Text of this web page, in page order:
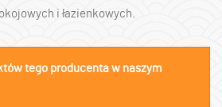
i łazienkowych.
tego producenta w naszym